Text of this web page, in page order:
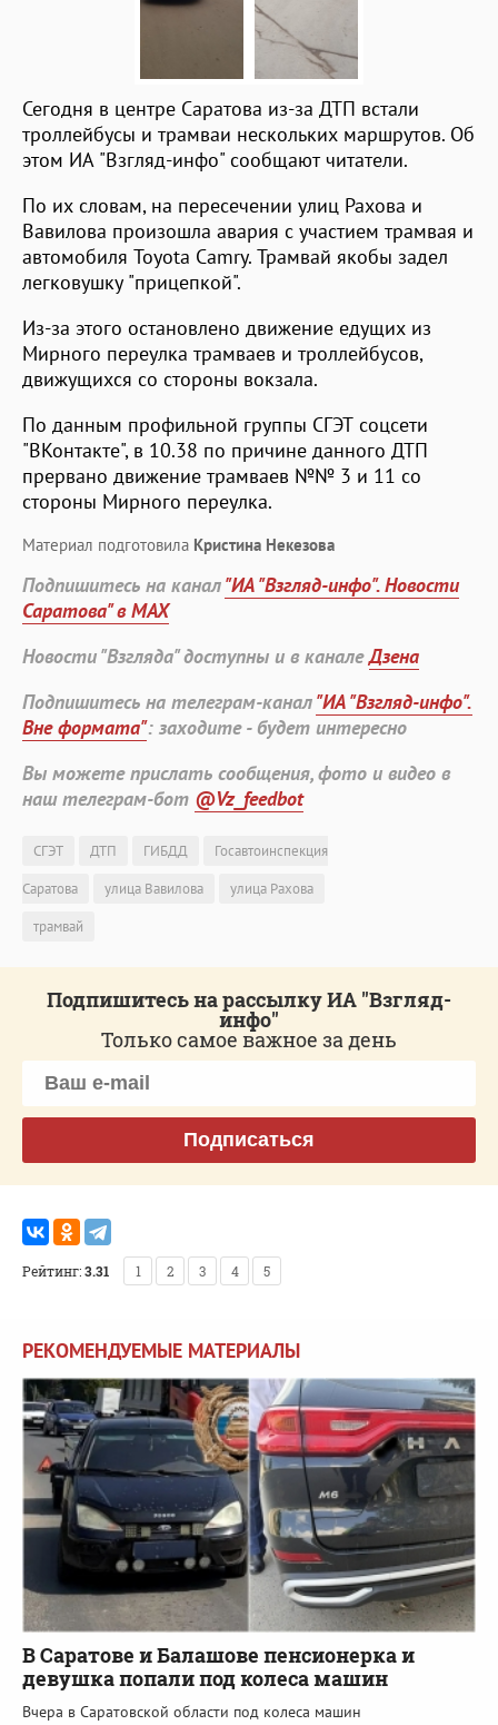
Сегодня в центре Саратова из-за ДТП встали
троллейбусы и трамваи нескольких маршрутов. Об
этом ИА "Взгляд-инфо" сообщают читатели.
По их словам, на пересечении улиц Рахова и
Вавилова произошла авария с участием трамвая и
автомобиля Toyota Camry. Трамвай якобы задел
легковушку "прицепкой".
Из-за этого остановлено движение едущих из
Мирного переулка трамваев и троллейбусов,
движущихся со стороны вокзала.
По данным профильной группы СГЭТ соцсети
"ВКонтакте", в 10.38 по причине данного ДТП
прервано движение трамваев №№ 3 и 11 со
стороны Мирного переулка.
Материал подготовила Кристина Некезова
Подпишитесь на канал"ИА "Взгляд-инфо". Новости
Саратова" в MAX
Новости "Взгляда" доступны и в каналеДзена
Подпишитесь на телеграм-канал"ИА "Взгляд-инфо".
Вне формата": заходите - будет интересно
Вы можете прислать сообщения, фото и видео в
наш телеграм-бот @Vz_feedbot
СГЭТ ДТП ГИБДД
Госавтоинспекция
Саратова
улица Вавилова
улица Рахова
трамвай
Подпишитесь на рассылку ИА "Взгляд-
инфо"
Только самое важное за день
Подписаться
Рейтинг:3.31 1 2 3 4 5
РЕКОМЕНДУЕМЫЕ МАТЕРИАЛЫ
В Саратове и Балашове пенсионерка и
девушка попали под колеса машин
Вчера в Саратовской области под колеса машин